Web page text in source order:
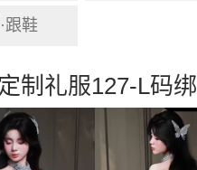
跟鞋
制礼服127-L码